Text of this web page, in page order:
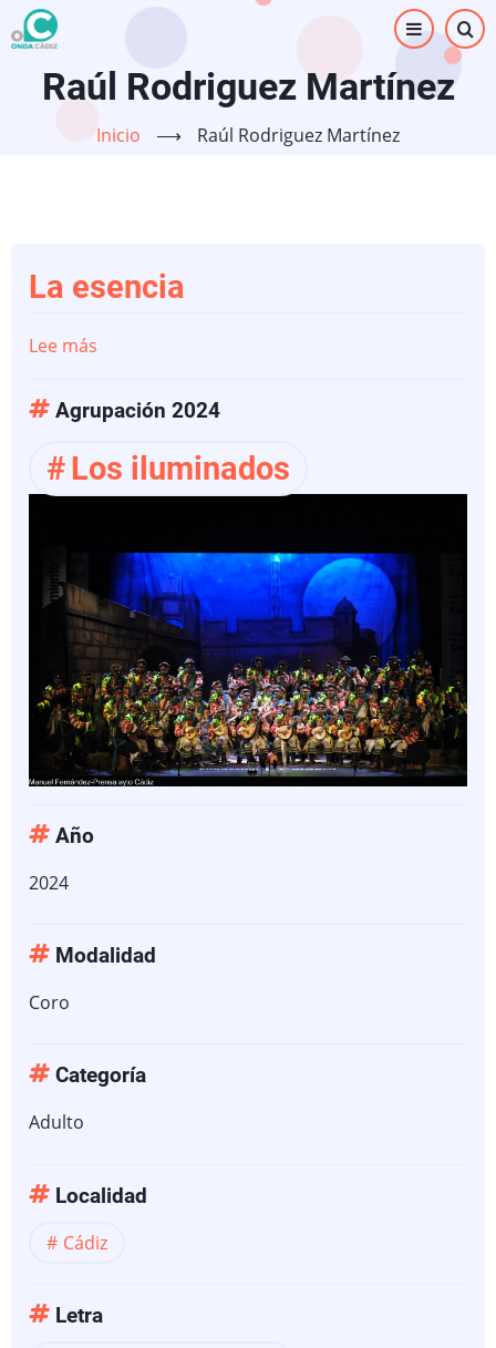
Pasar
al
contenido
principalRaúl Rodriguez Martínez
Inicio ⟶ Raúl Rodriguez Martínez
La esencia
Lee más
esencia
Agrupación 2024
Los iluminados
Año
2024
Modalidad
Coro
Categoría
Adulto
Localidad
Cádiz
Letra